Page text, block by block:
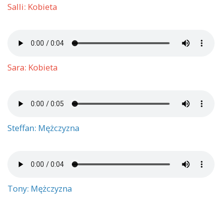
Salli: Kobieta
Sara: Kobieta
Steffan: Mężczyzna
Tony: Mężczyzna